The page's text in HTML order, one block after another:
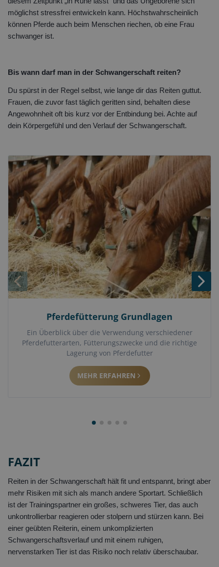
möglichst stressfrei entwickeln kann. Höchstwahrscheinlich
können Pferde auch beim Menschen riechen, ob eine Frau
schwanger ist.
Bis wann darf man in der Schwangerschaft reiten?
Du spürst in der Regel selbst, wie lange dir das Reiten guttut.
Frauen, die zuvor fast täglich geritten sind, behalten diese
Angewohnheit oft bis kurz vor der Entbindung bei. Achte auf
dein Körpergefühl und den Verlauf der Schwangerschaft.
Pferdefütterung Grundlagen
Ein Überblick über die Verwendung verschiedener
Pferdefutterarten, Fütterungszwecke und die richtige
Lagerung von Pferdefutter
MEHR ERFAHREN
FAZIT
Reiten in der Schwangerschaft hält fit und entspannt, bringt aber
mehr Risiken mit sich als manch andere Sportart. Schließlich
ist der Trainingspartner ein großes, schweres Tier, das auch
unkontrollierbar reagieren oder stolpern und stürzen kann. Bei
einer geübten Reiterin, einem unkomplizierten
Schwangerschaftsverlauf und mit einem ruhigen,
nervenstarken Tier ist das Risiko noch relativ überschaubar.